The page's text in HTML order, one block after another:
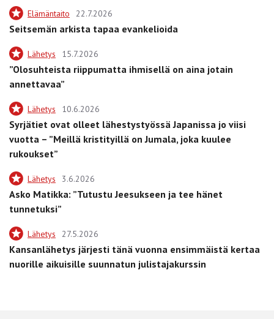
Elämäntaito 22.7.2026
Seitsemän arkista tapaa evankelioida
Lähetys 15.7.2026
”Olosuhteista riippumatta ihmisellä on aina jotain
annettavaa”
Lähetys 10.6.2026
Syrjätiet ovat olleet lähestystyössä Japanissa jo viisi
vuotta – ”Meillä kristityillä on Jumala, joka kuulee
rukoukset”
Lähetys 3.6.2026
Asko Matikka: ”Tutustu Jeesukseen ja tee hänet
tunnetuksi”
Lähetys 27.5.2026
Kansanlähetys järjesti tänä vuonna ensimmäistä kertaa
nuorille aikuisille suunnatun julistajakurssin